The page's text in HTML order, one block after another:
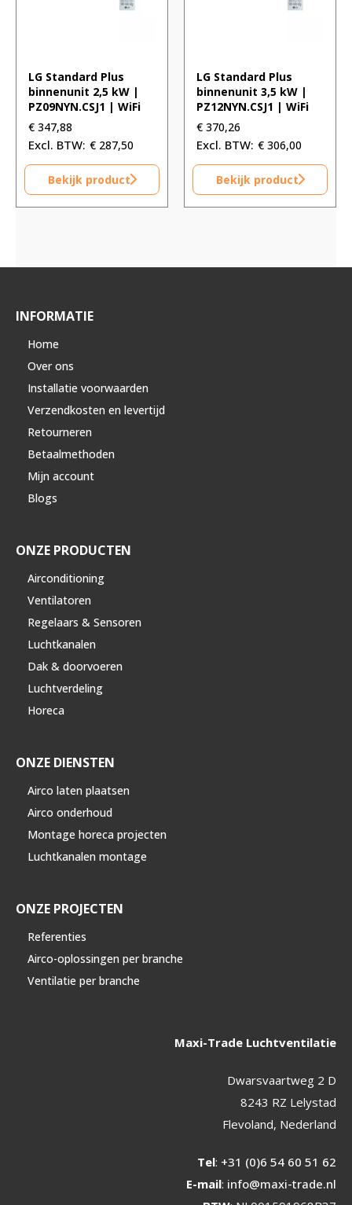
LG Standard Plus
binnenunit 2,5 kW |
PZ09NYN.CSJ1 | WiFi
€ 347,88
€ 287,50
Bekijk product
LG Standard Plus
binnenunit 3,5 kW |
PZ12NYN.CSJ1 | WiFi
€ 370,26
€ 306,00
Bekijk product
INFORMATIE
Home
Over ons
Installatie voorwaarden
Verzendkosten en levertijd
Retourneren
Betaalmethoden
Mijn account
Blogs
ONZE PRODUCTEN
Airconditioning
Ventilatoren
Regelaars & Sensoren
Luchtkanalen
Dak & doorvoeren
Luchtverdeling
Horeca
ONZE DIENSTEN
Airco laten plaatsen
Airco onderhoud
Montage horeca projecten
Luchtkanalen montage
ONZE PROJECTEN
Referenties
Airco-oplossingen per branche
Ventilatie per branche
Maxi-Trade Luchtventilatie
Dwarsvaartweg 2 D
8243 RZ Lelystad
Flevoland, Nederland
Tel: +31 (0)6 54 60 51 62
E-mail: info@maxi-trade.nl